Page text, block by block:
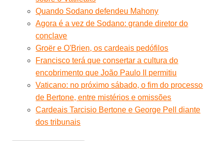
Quando Sodano defendeu Mahony
Agora é a vez de Sodano: grande diretor do
conclave
Groër e O'Brien, os cardeais pedófilos
Francisco terá que consertar a cultura do
encobrimento que João Paulo II permitiu
Vaticano: no próximo sábado, o fim do processo
de Bertone, entre mistérios e omissões
Cardeais Tarcisio Bertone e George Pell diante
dos tribunais